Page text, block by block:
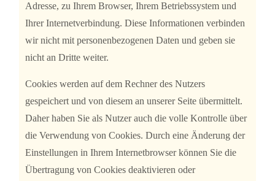
Adresse, zu Ihrem Browser, Ihrem Betriebssystem und
Ihrer Internetverbindung. Diese Informationen verbinden
wir nicht mit personenbezogenen Daten und geben sie
nicht an Dritte weiter.
Cookies werden auf dem Rechner des Nutzers
gespeichert und von diesem an unserer Seite übermittelt.
Daher haben Sie als Nutzer auch die volle Kontrolle über
die Verwendung von Cookies. Durch eine Änderung der
Einstellungen in Ihrem Internetbrowser können Sie die
Übertragung von Cookies deaktivieren oder